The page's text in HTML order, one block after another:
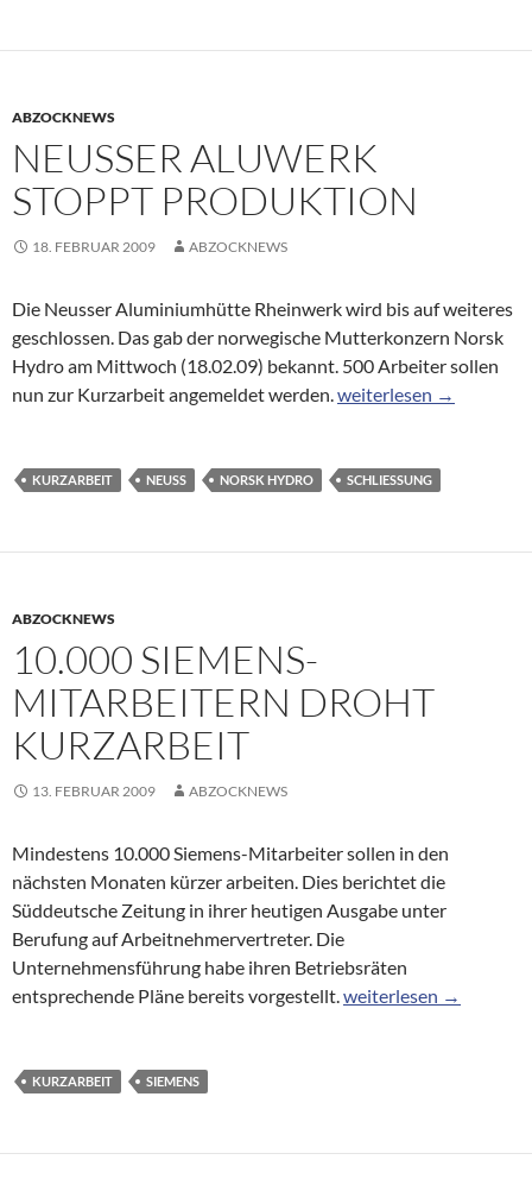
ABZOCKNEWS
NEUSSER ALUWERK
STOPPT PRODUKTION
18. FEBRUAR 2009 ABZOCKNEWS
Die Neusser Aluminiumhütte Rheinwerk wird bis auf weiteres
geschlossen. Das gab der norwegische Mutterkonzern Norsk
Hydro am Mittwoch (18.02.09) bekannt. 500 Arbeiter sollen
nun zur Kurzarbeit angemeldet werden.Neusser Aluwerk
weiterlesen →
KURZARBEIT NEUSS NORSK HYDRO SCHLIESSUNG
ABZOCKNEWS
10.000 SIEMENS-
MITARBEITERN DROHT
KURZARBEIT
13. FEBRUAR 2009 ABZOCKNEWS
Mindestens 10.000 Siemens-Mitarbeiter sollen in den
nächsten Monaten kürzer arbeiten. Dies berichtet die
Süddeutsche Zeitung in ihrer heutigen Ausgabe unter
Berufung auf Arbeitnehmervertreter. Die
Unternehmensführung habe ihren Betriebsräten
entsprechende Pläne bereits vorgestellt.10.000 Siemens-
weiterlesen →
KURZARBEIT SIEMENS